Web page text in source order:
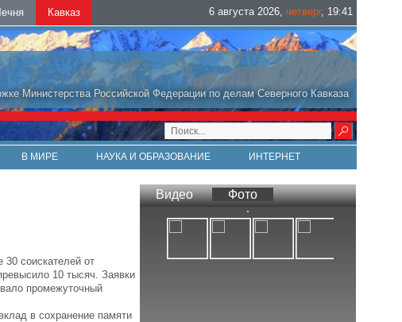
Кавказ 6 августа 2026, четверг, 19:41
Министерства Российской Федерации по делам Северного Кавказа
В МИРЕ НАУКА И ОБРАЗОВАНИЕ
ИНТЕРНЕТ
соискателей от
10 тысяч. Заявки
промежуточный
в сохранение памяти
Видео Фото